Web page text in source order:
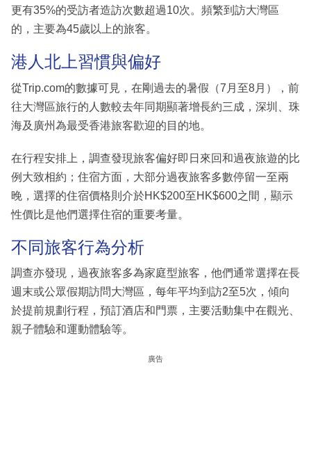
更有35%的受訪者造訪次數超過10次。頻繁到訪大灣區
的，主要為45歲以上的旅客。
港人北上習慣與偏好
從Trip.com的數據可見，在剛過去的暑假（7月至8月），前
往大灣區旅行的人數較去年同期顯著增長約三成，深圳、珠
海及廣州為最受香港旅客歡迎的目的地。
在行程安排上，調查發現旅客偏好即日來回和過夜旅遊的比
例大致相約；住宿方面，大部分過夜旅客多數停留一至兩
晚，選擇的住宿價格則介於HK$200至HK$600之間，顯示
性價比是他們選擇住宿的重要考量。
不同旅客行為分析
調查亦發現，過夜旅客多為家庭型旅客，他們通常選擇在長
週末或公眾假期訪問大灣區，每年平均到訪2至5次，傾向
於提前規劃行程，預訂酒店和門票，主要活動集中在觀光、
親子體驗和運動體驗等。
廣告